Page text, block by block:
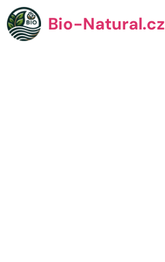
Přeskočit
na
obsah
Bio-Natural.cz